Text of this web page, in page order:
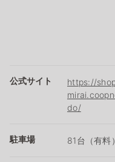
公式サイト
https://
do/
駐車場 81台（有料）